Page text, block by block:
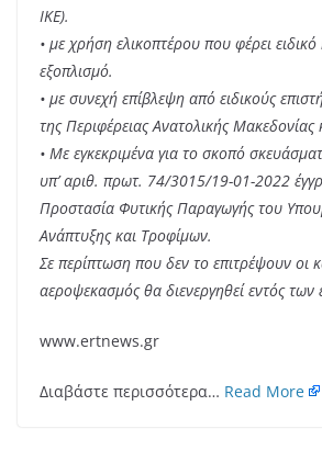
ΙΚΕ).
• με χρήση ελικοπτέρου που φέρει
εξοπλισμό.
• με συνεχή επίβλεψη από ειδικούς
της Περιφέρειας Ανατολικής Μακεδονίας
• Με εγκεκριμένα για το σκοπό
υπ’ αριθ. πρωτ. 74/3015/19-01-2022
Προστασία Φυτικής Παραγωγής του
Ανάπτυξης και Τροφίμων.
Σε περίπτωση που δεν το επιτρέψουν οι
αεροψεκασμός θα διενεργηθεί εντός
www.ertnews.gr
Διαβάστε περισσότερα… Read More